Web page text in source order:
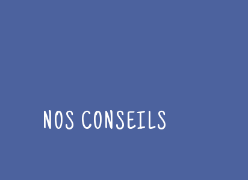
NOS CONSEILS